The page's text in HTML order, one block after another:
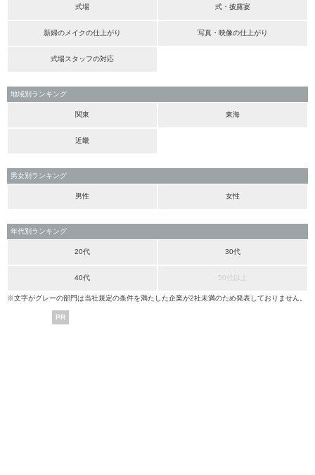
式場 式・披露宴
新婦のメイクの仕上がり 写真・映像の仕上がり
式場スタッフの対応
地域別ランキング
関東 東海
近畿
男女別ランキング
男性 女性
年代別ランキング
20代 30代
40代 50代以上
※文字がグレーの部門は当社規定の条件を満たした企業が2社未満のため発表しておりません。
PR